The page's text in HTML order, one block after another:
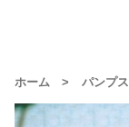
ホーム > パンプス